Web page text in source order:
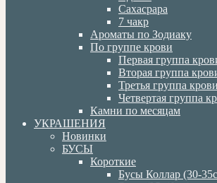
Сахасрара
7 чакр
Ароматы по Зодиаку
По группе крови
Первая группа
Вторая группа
Третья группа
Четвертая группа
Камни по месяцам
УКРАШЕНИЯ
Новинки
БУСЫ
Короткие
Бусы Коллар (30-